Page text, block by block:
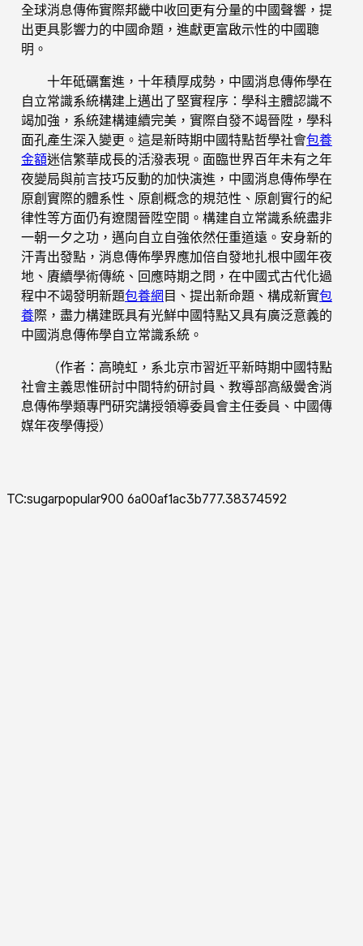
全球消息傳佈實際邦畿中收回更有分量的中國聲響，提
出更具影響力的中國命題，進獻更富啟示性的中國聰
明。
十年砥礪奮進，十年積厚成勢，中國消息傳佈學在
自立常識系統構建上邁出了堅實程序：學科主體認識不
竭加強，系統建構連續完美，實際自發不竭晉陞，學科
面孔產生深入變更。這是新時期中國特點哲學社會包養
金額迷信繁華成長的活潑表現。面臨世界百年未有之年
夜變局與前言技巧反動的加快演進，中國消息傳佈學在
原創實際的體系性、原創概念的規范性、原創實行的紀
律性等方面仍有遼闊晉陞空間。構建自立常識系統盡非
一朝一夕之功，邁向自立自強依然任重道遠。安身新的
汗青出發點，消息傳佈學界應加倍自發地扎根中國年夜
地、賡續學術傳統、回應時期之問，在中國式古代化過
程中不竭發明新題包養網目、提出新命題、構成新實包
養際，盡力構建既具有光鮮中國特點又具有廣泛意義的
中國消息傳佈學自立常識系統。
（作者：高曉虹，系北京市習近平新時期中國特點
社會主義思惟研討中間特約研討員、教導部高級黌舍消
息傳佈學類專門研究講授領導委員會主任委員、中國傳
媒年夜學傳授）
TC:sugarpopular900 6a00af1ac3b777.38374592